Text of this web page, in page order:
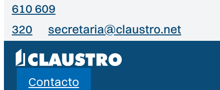
610 609
320
secretaria@claustro.net
Contacto